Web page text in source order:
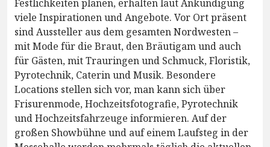
Festlichkeiten planen, erhalten laut Ankündigung
viele Inspirationen und Angebote. Vor Ort präsent
sind Aussteller aus dem gesamten Nordwesten –
mit Mode für die Braut, den Bräutigam und auch
für Gästen, mit Trauringen und Schmuck, Floristik,
Pyrotechnik, Caterin und Musik. Besondere
Locations stellen sich vor, man kann sich über
Frisurenmode, Hochzeitsfotografie, Pyrotechnik
und Hochzeitsfahrzeuge informieren. Auf der
großen Showbühne und auf einem Laufsteg in der